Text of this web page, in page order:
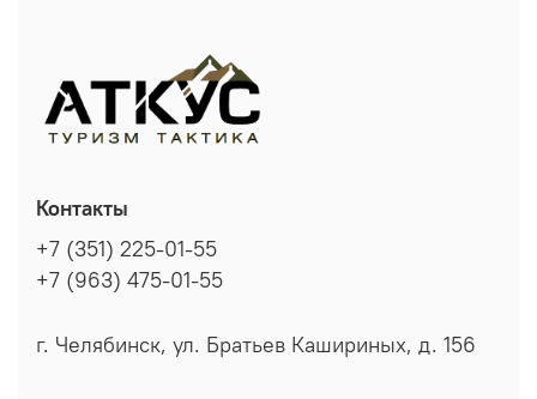
Контакты
+7 (351) 225-01-55
+7 (963) 475-01-55
г. Челябинск, ул. Братьев Кашириных, д. 156